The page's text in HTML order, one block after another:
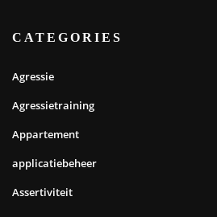
CATEGORIES
Agressie
Agressietraining
Appartement
applicatiebeheer
Assertiviteit